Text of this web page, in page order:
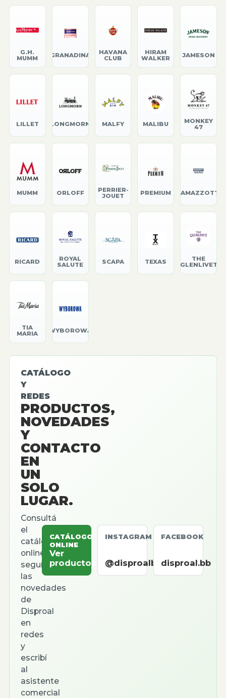
G.H.
MUMM
GRANADINA
HAVANA
CLUB
HIRAM
WALKER
JAMESON
LILLET LONGMORN MALFY MALIBU
MONKEY
47
MUMM ORLOFF
PERRIER-
JOUET
PREMIUM RAMAZZOTTI
RICARD
ROYAL
SALUTE
SCAPA TEXAS
THE
GLENLIVET
TIA
MARIA
WYBOROWA
CATÁLOGO
Y
REDES
PRODUCTOS,
NOVEDADES
Y
CONTACTO
EN
UN
SOLO
LUGAR.
Consultá
el
catálogo
online,
seguí
las
novedades
de
Disproal
en
redes
y
escribí
al
asistente
comercial
CATÁLOGO
ONLINE
Ver
productos
INSTAGRAM
@disproalbb
FACEBOOK
disproal.bb